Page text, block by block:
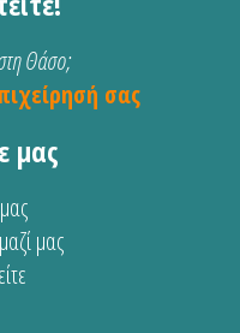
Θάσο;
σας
μας
μας